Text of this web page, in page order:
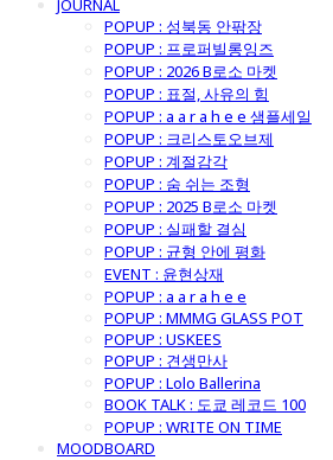
JOURNAL
POPUP : 성북동 안팎장
POPUP : 프로퍼빌롱잉즈
POPUP : 2026 B로소 마켓
POPUP : 표절, 사유의 힘
POPUP : a a r a h e e 샘플세일
POPUP : 크리스토오브제
POPUP : 계절감각
POPUP : 숨 쉬는 조형
POPUP : 2025 B로소 마켓
POPUP : 실패할 결심
POPUP : 균형 안에 평화
EVENT : 윤현상재
POPUP : a a r a h e e
POPUP : MMMG GLASS POT
POPUP : USKEES
POPUP : 견생만사
POPUP : Lolo Ballerina
BOOK TALK : 도쿄 레코드 100
POPUP : WRITE ON TIME
MOODBOARD